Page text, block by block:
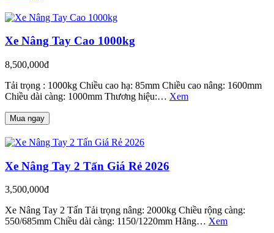
Xe Nâng Tay Cao 1000kg
8,500,000đ
Tải trọng : 1000kg Chiều cao hạ: 85mm Chiều cao nâng: 1600mm
Chiều dài càng: 1000mm Thương hiệu:… Xem
Mua ngay
Xe Nâng Tay 2 Tấn Giá Rẻ 2026
3,500,000đ
Xe Nâng Tay 2 Tấn Tải trọng nâng: 2000kg Chiều rộng càng:
550/685mm Chiều dài càng: 1150/1220mm Hãng… Xem